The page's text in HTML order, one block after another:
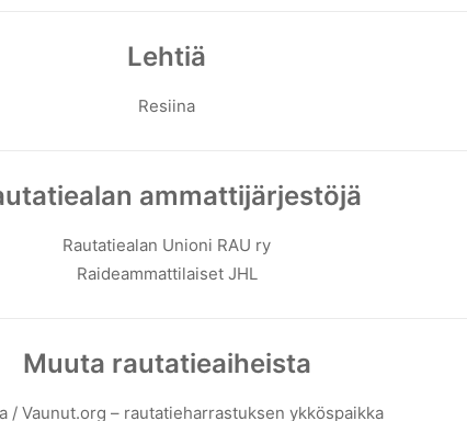
Lehtiä
Resiina
ammattijärjestöjä
Rautatiealan Unioni RAU ry
Raideammattilaiset JHL
Muuta rautatieaiheista
/ Vaunut.org – rautatieharrastuksen ykköspaikka